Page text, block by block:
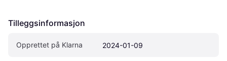
Tilleggsinformasjon
Opprettet på Klarna 2024-01-09